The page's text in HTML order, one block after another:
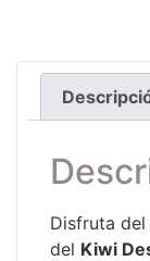
Disfruta
del Kiwi